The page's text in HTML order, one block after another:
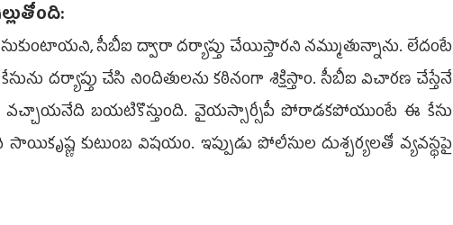
సీబీఐ ద్వారా దర్యాప్తు చేయిస్తారని నమ్ముతున్నాను. లేదంటే
దర్యాప్తు చేసి నిందితులను కఠినంగా శిక్షిస్తాం. సీబీఐ విచారణ చేస్తేనే
వచ్చాయనేది బయటికొస్తుంది. వైయస్సార్సీపీ పోరాడకపోయుంటే ఈ కేసు
కుటుంబ విషయం. ఇప్పుడు పోలీసుల దుశ్చర్యలతో వ్యవస్థపై